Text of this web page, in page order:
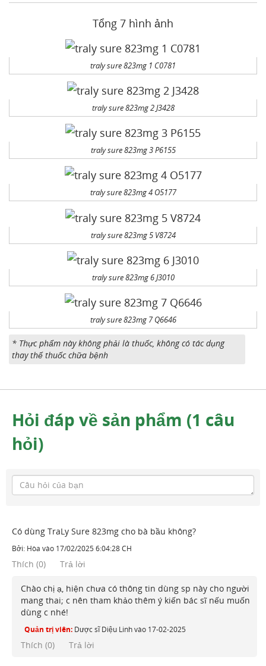
Tổng 7 hình ảnh
traly sure 823mg 1 C0781
traly sure 823mg 2 J3428
traly sure 823mg 3 P6155
traly sure 823mg 4 O5177
traly sure 823mg 5 V8724
traly sure 823mg 6 J3010
traly sure 823mg 7 Q6646
* Thực phẩm này không phải là thuốc, không có tác dụng
thay thế thuốc chữa bệnh
Hỏi đáp về sản phẩm (1 câu
hỏi)
Có dùng TraLy Sure 823mg cho bà bầu không?
Bởi: Hòa vào 17/02/2025 6:04:28 CH
Thích (0) Trả lời
Chào chị ạ, hiện chưa có thông tin dùng sp này cho người
mang thai; c nên tham khảo thêm ý kiến bác sĩ nếu muốn
dùng c nhé!
Quản trị viên: Dược sĩ Diệu Linhvào 17-02-2025
Thích (0) Trả lời